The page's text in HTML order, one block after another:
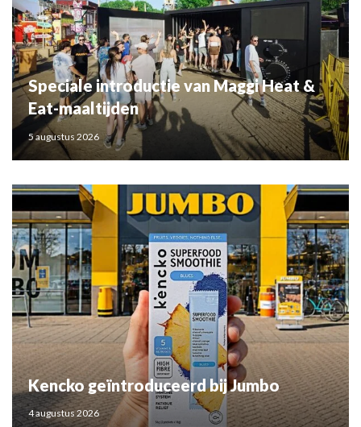
Speciale introductie van Maggi Heat &
Eat-maaltijden
5 augustus 2026
Kencko geïntroduceerd bij Jumbo
4 augustus 2026